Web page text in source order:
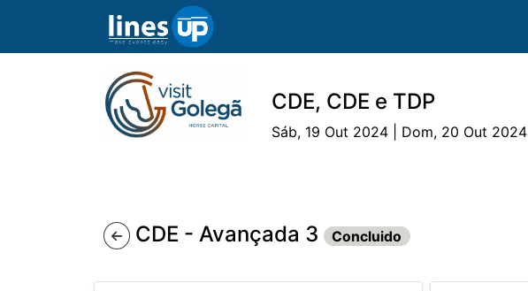
CDE, CDE e TDP
Sáb, 19 Out 2024 | Dom, 20 Out 2024
CDE - Avançada 3 Concluido